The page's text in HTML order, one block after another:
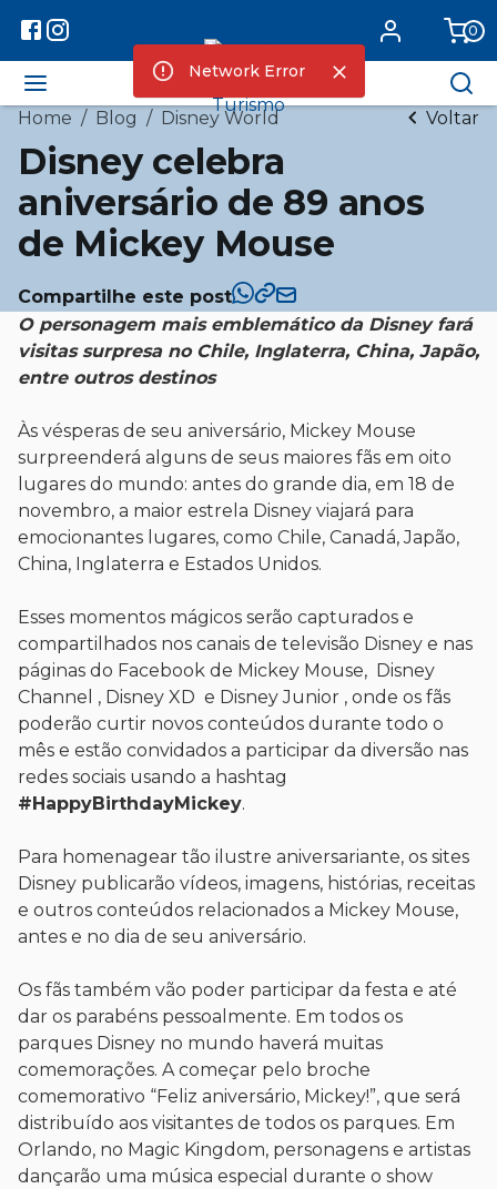
0
Home / Blog / Disney World Voltar
Disney celebra
aniversário de 89 anos
de Mickey Mouse
Compartilhe este post
O personagem mais emblemático da Disney fará
visitas surpresa no Chile, Inglaterra, China, Japão,
entre outros destinos
Às vésperas de seu aniversário, Mickey Mouse
surpreenderá alguns de seus maiores fãs em oito
lugares do mundo: antes do grande dia, em 18 de
novembro, a maior estrela Disney viajará para
emocionantes lugares, como Chile, Canadá, Japão,
China, Inglaterra e Estados Unidos.
Esses momentos mágicos serão capturados e
compartilhados nos canais de televisão Disney e nas
páginas do Facebook de Mickey Mouse, Disney
Channel , Disney XD e Disney Junior , onde os fãs
poderão curtir novos conteúdos durante todo o
mês e estão convidados a participar da diversão nas
redes sociais usando a hashtag
#HappyBirthdayMickey.
Para homenagear tão ilustre aniversariante, os sites
Disney publicarão vídeos, imagens, histórias, receitas
e outros conteúdos relacionados a Mickey Mouse,
antes e no dia de seu aniversário.
Os fãs também vão poder participar da festa e até
dar os parabéns pessoalmente. Em todos os
parques Disney no mundo haverá muitas
comemorações. A começar pelo broche
comemorativo “Feliz aniversário, Mickey!”, que será
distribuído aos visitantes de todos os parques. Em
Orlando, no Magic Kingdom, personagens e artistas
dançarão uma música especial durante o show
Network Error